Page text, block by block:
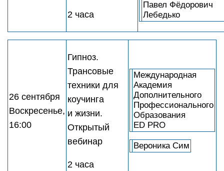
2 часа
Павел Фёдорович
Лебедько
26 сентября
Воскресенье,
16:00
Гипноз.
Трансовые
техники для
коучинга
и жизни.
Открытый
вебинар
2 часа
Международная
Академия
Дополнительного
Профессионального
Образования
ED PRO
Вероника Сим